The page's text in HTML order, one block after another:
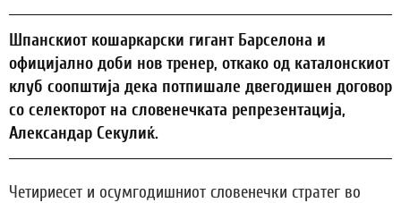
Шпанскиот кошаркарски гигант Барселона и
официјално доби нов тренер, откако од каталонскиот
клуб соопштија дека потпишале двегодишен договор
со селекторот на словенечката репрезентација,
Александар Секулиќ.
Четириесет и осумгодишниот словенечки стратег во